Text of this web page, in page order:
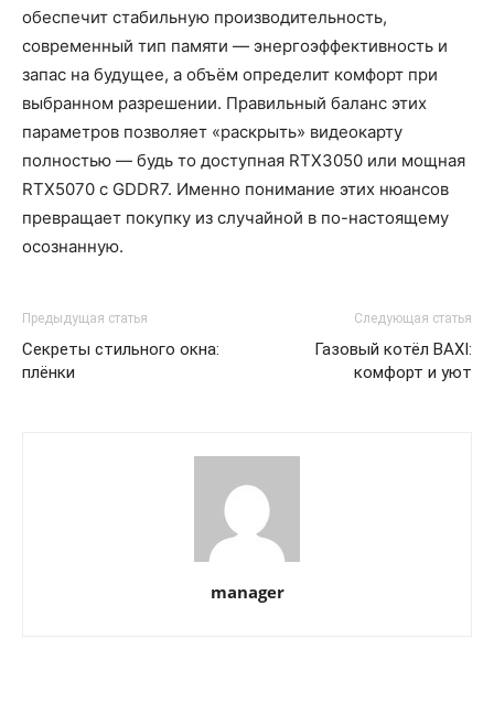
обеспечит стабильную производительность,
современный тип памяти — энергоэффективность и
запас на будущее, а объём определит комфорт при
выбранном разрешении. Правильный баланс этих
параметров позволяет «раскрыть» видеокарту
полностью — будь то доступная RTX3050 или мощная
RTX5070 с GDDR7. Именно понимание этих нюансов
превращает покупку из случайной в по-настоящему
осознанную.
Предыдущая статья
Секреты стильного окна:
плёнки
Следующая статья
Газовый котёл BAXI:
комфорт и уют
manager